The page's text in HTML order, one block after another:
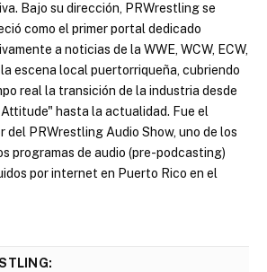
Bajo su dirección, PRWrestling se
como el primer portal dedicado
a noticias de la WWE, WCW, ECW,
la escena local puertorriqueña, cubriendo
real la transición de la industria desde
hasta la actualidad. Fue el
del PRWrestling Audio Show, uno de los
programas de audio (pre-podcasting)
por internet en Puerto Rico en el